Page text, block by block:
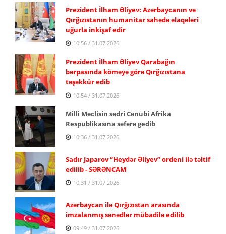
Prezident İlham Əliyev: Azərbaycanın və
Qırğızıstanın humanitar sahədə əlaqələri
uğurla inkişaf edir
10:56 / 31.07.2026
Prezident İlham Əliyev Qarabağın
bərpasında köməyə görə Qırğızıstana
təşəkkür edib
10:54 / 31.07.2026
Milli Məclisin sədri Cənubi Afrika
Respublikasına səfərə gedib
10:36 / 31.07.2026
Sadır Japarov “Heydər Əliyev” ordeni ilə təltif
edilib - SƏRƏNCAM
10:31 / 31.07.2026
Azərbaycan ilə Qırğızıstan arasında
imzalanmış sənədlər mübadilə edilib
09:49 / 31.07.2026